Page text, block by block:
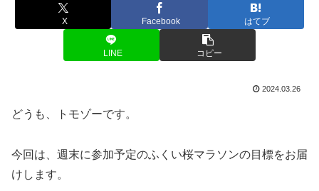
X Facebook はてブ
LINE コピー
2024.03.26
どうも、トモゾーです。
今回は、週末に参加予定のふくい桜マラソンの目標をお届
けします。